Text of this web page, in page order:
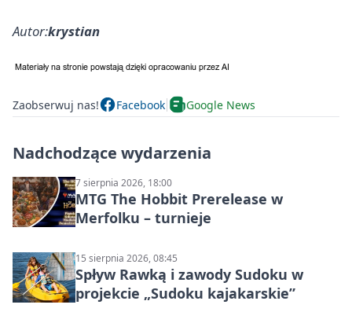
Autor:krystian
Zaobserwuj nas! Facebook Google News
Nadchodzące wydarzenia
7 sierpnia 2026, 18:00
MTG The Hobbit Prerelease w
Merfolku – turnieje
15 sierpnia 2026, 08:45
Spływ Rawką i zawody Sudoku w
projekcie „Sudoku kajakarskie”